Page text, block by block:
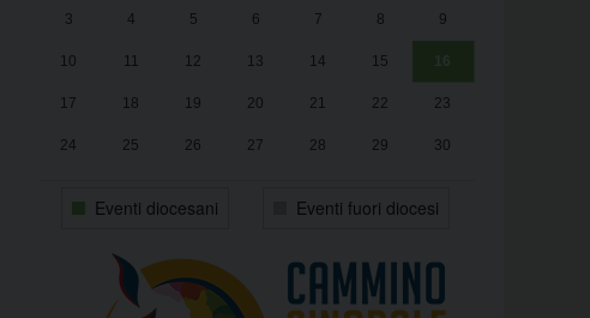
3 4 5 6 7 8 9
10 11 12 13 14 15 16
17 18 19 20 21 22 23
24 25 26 27 28 29 30
Eventi diocesani Eventi fuori diocesi